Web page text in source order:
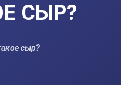
СЫР?
сыр?